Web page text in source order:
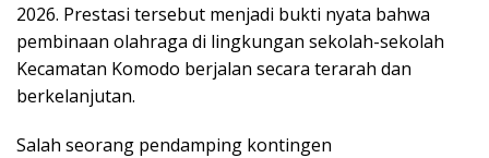
2026. Prestasi tersebut menjadi bukti nyata bahwa
pembinaan olahraga di lingkungan sekolah-sekolah
Kecamatan Komodo berjalan secara terarah dan
berkelanjutan.
Salah seorang pendamping kontingen